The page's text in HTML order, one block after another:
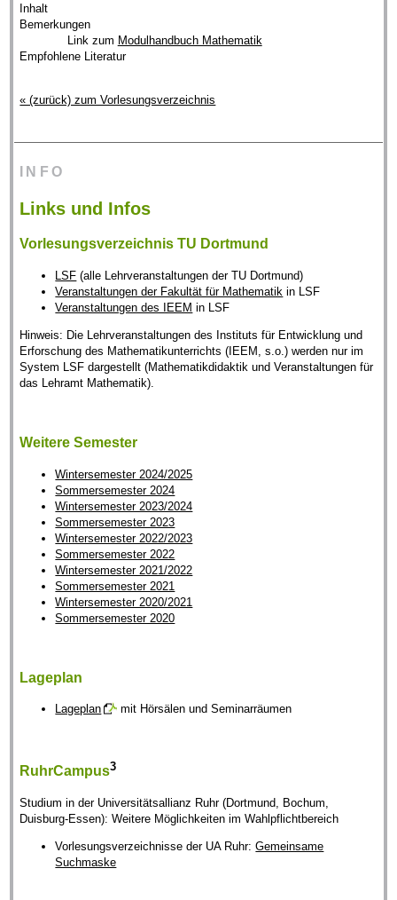
Inhalt
Bemerkungen
Link zum Modulhandbuch Mathematik
Empfohlene Literatur
« (zurück) zum Vorlesungsverzeichnis
INFO
Links und Infos
Vorlesungsverzeichnis TU Dortmund
LSF (alle Lehrveranstaltungen der TU Dortmund)
Veranstaltungen der Fakultät für Mathematik in LSF
Veranstaltungen des IEEM in LSF
Hinweis: Die Lehrveranstaltungen des Instituts für Entwicklung und
Erforschung des Mathematikunterrichts (IEEM, s.o.) werden nur im
System LSF dargestellt (Mathematikdidaktik und Veranstaltungen für
das Lehramt Mathematik).
Weitere Semester
Wintersemester 2024/2025
Sommersemester 2024
Wintersemester 2023/2024
Sommersemester 2023
Wintersemester 2022/2023
Sommersemester 2022
Wintersemester 2021/2022
Sommersemester 2021
Wintersemester 2020/2021
Sommersemester 2020
Lageplan
Lageplan mit Hörsälen und Seminarräumen
RuhrCampus3
Studium in der Universitätsallianz Ruhr (Dortmund, Bochum,
Duisburg-Essen): Weitere Möglichkeiten im Wahlpflichtbereich
Vorlesungsverzeichnisse der UA Ruhr:Gemeinsame
Suchmaske